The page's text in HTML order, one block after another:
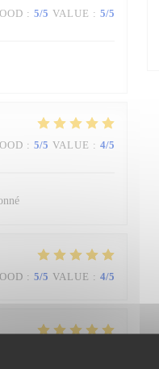
: 5/5 VALUE : 5/5
: 5/5 VALUE : 4/5
: 5/5 VALUE : 4/5